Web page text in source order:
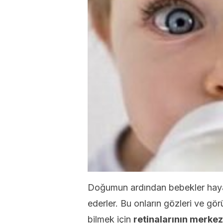
Doğumun ardından bebekler
ederler. Bu onların gözleri ve
bilmek için retinalarının